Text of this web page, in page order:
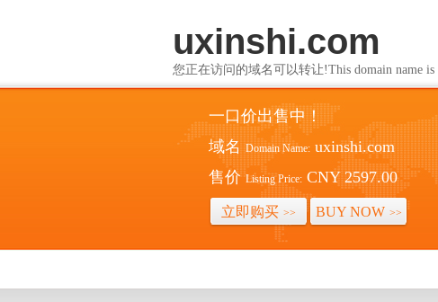
uxinshi.com
您正在访问的域名可以转让!This domain name is
一口价出售中！
域名 Domain Name: uxinshi.com
售价 Listing Price: CNY 2597.00
立即购买 >> BUY NOW >>